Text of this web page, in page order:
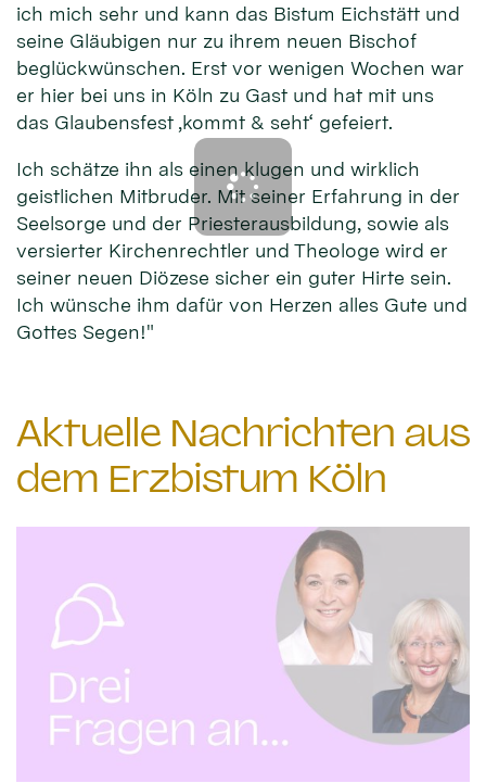
ich mich sehr und kann das Bistum Eichstätt und
seine Gläubigen nur zu ihrem neuen Bischof
beglückwünschen. Erst vor wenigen Wochen war
er hier bei uns in Köln zu Gast und hat mit uns
das Glaubensfest ‚kommt & seht‘ gefeiert.
Ich schätze ihn als einen klugen und wirklich
geistlichen Mitbruder. Mit seiner Erfahrung in der
Seelsorge und der Priesterausbildung, sowie als
versierter Kirchenrechtler und Theologe wird er
seiner neuen Diözese sicher ein guter Hirte sein.
Ich wünsche ihm dafür von Herzen alles Gute und
Gottes Segen!"
Aktuelle Nachrichten aus
dem Erzbistum Köln